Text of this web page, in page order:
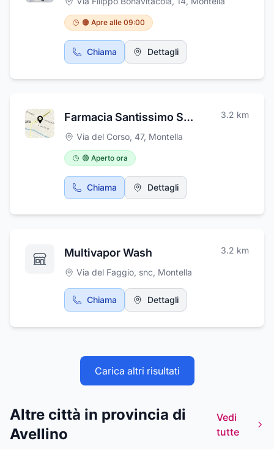
🟠 Apre alle 09:00
Chiama Dettagli
Farmacia Santissimo Salvatore 3.2 km
Via del Corso, 47, Montella
🟢 Aperto ora
Chiama Dettagli
Multivapor Wash 3.2 km
Via del Faggio, snc, Montella
Chiama Dettagli
Carica altri risultati
Altre città in provincia di
Avellino
Vedi
tutte